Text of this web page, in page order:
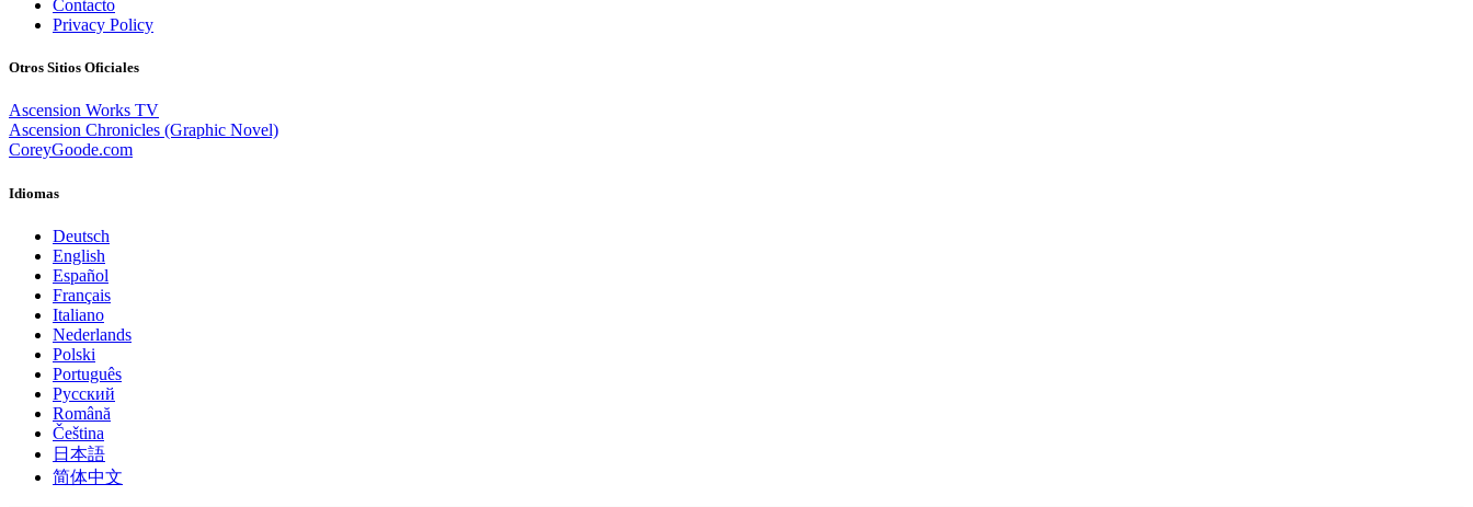
Contacto
Privacy Policy
Otros Sitios Oficiales
Ascension Works TV
Ascension Chronicles (Graphic Novel)
CoreyGoode.com
Idiomas
Deutsch
English
Español
Français
Italiano
Nederlands
Polski
Português
Pусский
Română
Čeština
日本語
简体中文